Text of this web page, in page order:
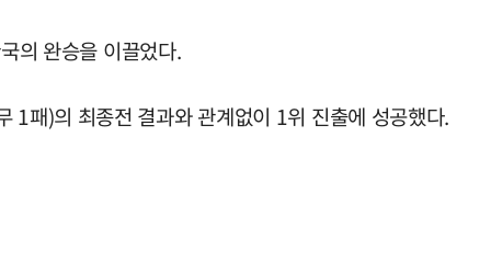
의 완승을 이끌었다.
패)의 최종전 결과와 관계없이 1위 진출에 성공했다.